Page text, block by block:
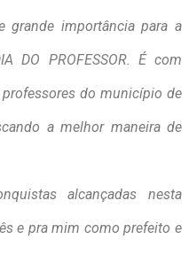
grande importância para a
DO PROFESSOR. É com
do município de
a melhor maneira de
alcançadas nesta
e pra mim como prefeito e